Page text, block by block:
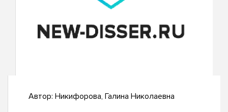
Автор: Никифорова, Галина Николаевна